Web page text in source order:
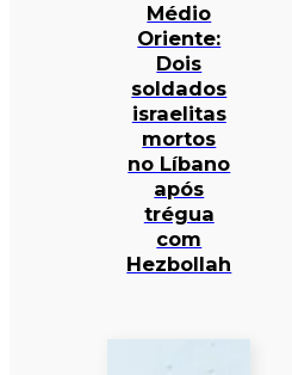
Médio
Oriente:
Dois
soldados
israelitas
mortos
no Líbano
após
trégua
com
Hezbollah